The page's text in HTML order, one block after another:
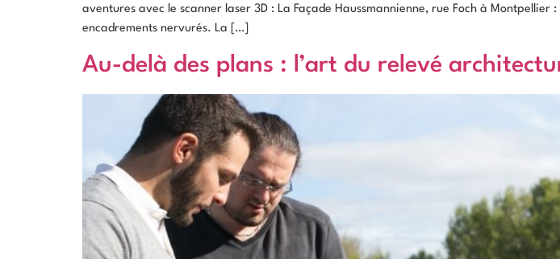
aventures avec le scanner laser 3D : La Façade Haussmannienne, rue Foch à
encadrements nervurés. La […]
Au-delà des plans : l’art du relevé